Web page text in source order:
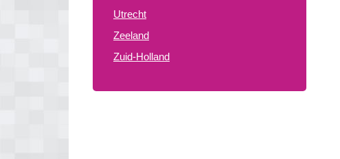
Utrecht
Zeeland
Zuid-Holland